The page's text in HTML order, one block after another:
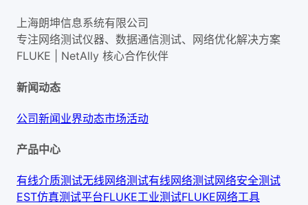
上海朗坤信息系统有限公司
专注网络测试仪器、数据通信测试、网络优化解决方案
FLUKE | NetAlly 核心合作伙伴
新闻动态
公司新闻业界动态市场活动
产品中心
有线介质测试无线网络测试有线网络测试网络安全测试
EST仿真测试平台FLUKE工业测试FLUKE网络工具